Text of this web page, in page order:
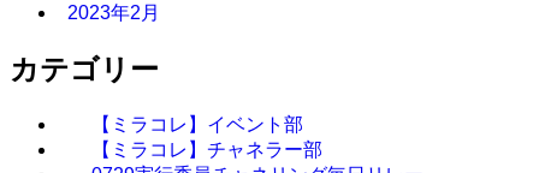
2023年2月
カテゴリー
【ミラコレ】イベント部
【ミラコレ】チャネラー部